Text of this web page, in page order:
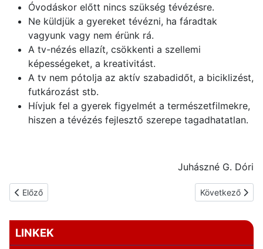
LINKEK
Óvodáskor előtt nincs szükség tévézésre.
Ne küldjük a gyereket tévézni, ha fáradtak
vagyunk vagy nem érünk rá.
A tv-nézés ellazít, csökkenti a szellemi
képességeket, a kreativitást.
A tv nem pótolja az aktív szabadidőt, a biciklizést,
futkározást stb.
Hívjuk fel a gyerek figyelmét a természetfilmekre,
hiszen a tévézés fejlesztő szerepe tagadhatatlan.
Juhászné G. Dóri
Előző cikk: Iskolai integráció: örülnek, ha balhé nélkül megússzák
Előző Következő
Következő